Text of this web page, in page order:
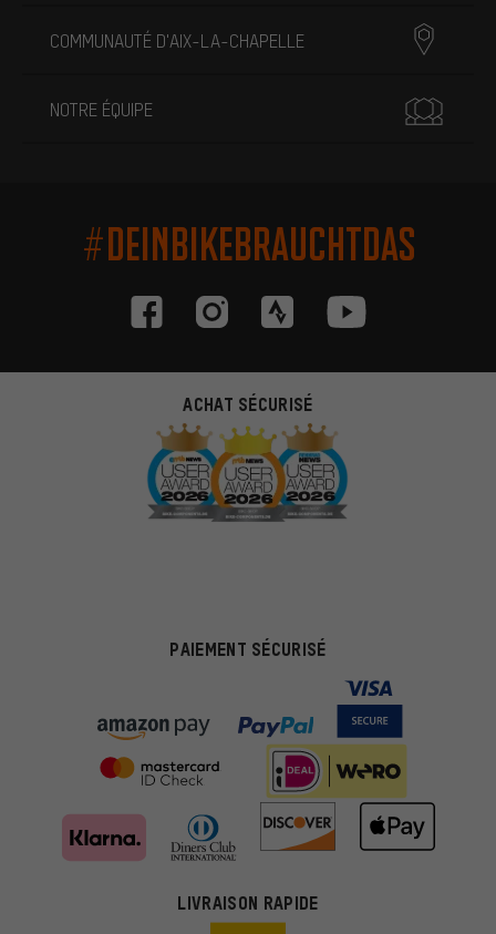
COMMUNAUTÉ D'AIX-LA-CHAPELLE
NOTRE ÉQUIPE
#DEINBIKEBRAUCHTDAS
ACHAT SÉCURISÉ
PAIEMENT SÉCURISÉ
LIVRAISON RAPIDE